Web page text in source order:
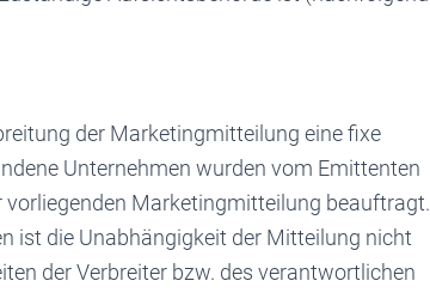
der Marketingmitteilung eine fixe
Unternehmen wurden vom Emittenten
vorliegenden Marketingmitteilung beauftragt.
ist die Unabhängigkeit der Mitteilung nicht
der Verbreiter bzw. des verantwortlichen